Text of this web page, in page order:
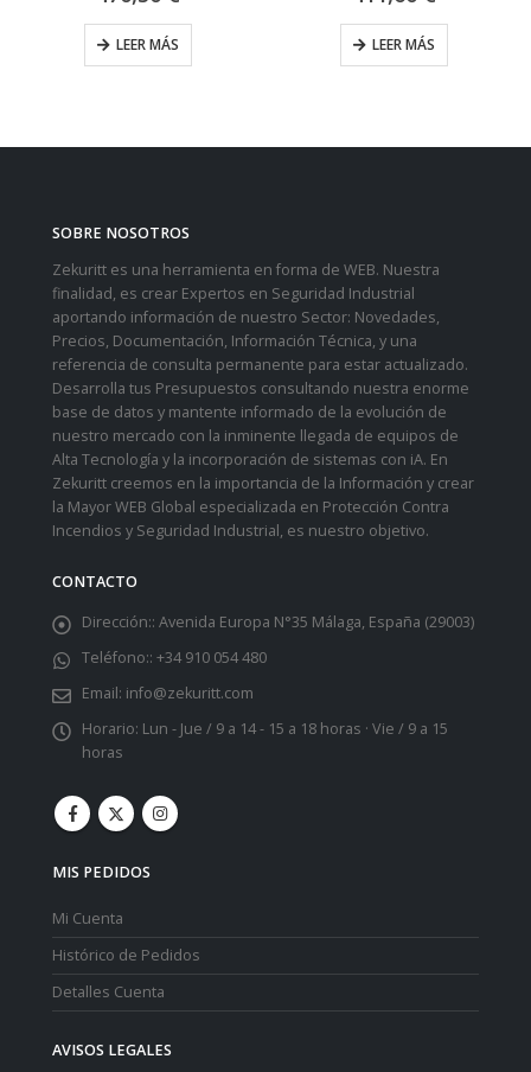
LEER MÁS LEER MÁS
SOBRE NOSOTROS
Zekuritt es una herramienta en forma de WEB. Nuestra
finalidad, es crear Expertos en Seguridad Industrial
aportando información de nuestro Sector: Novedades,
Precios, Documentación, Información Técnica, y una
referencia de consulta permanente para estar actualizado.
Desarrolla tus Presupuestos consultando nuestra enorme
base de datos y mantente informado de la evolución de
nuestro mercado con la inminente llegada de equipos de
Alta Tecnología y la incorporación de sistemas con iA. En
Zekuritt creemos en la importancia de la Información y crear
la Mayor WEB Global especializada en Protección Contra
Incendios y Seguridad Industrial, es nuestro objetivo.
CONTACTO
Dirección:: Avenida Europa N°35 Málaga, España (29003)
Teléfono:: +34 910 054 480
Email: info@zekuritt.com
Horario: Lun - Jue / 9 a 14 - 15 a 18 horas · Vie / 9 a 15
horas
MIS PEDIDOS
Mi Cuenta
Histórico de Pedidos
Detalles Cuenta
AVISOS LEGALES